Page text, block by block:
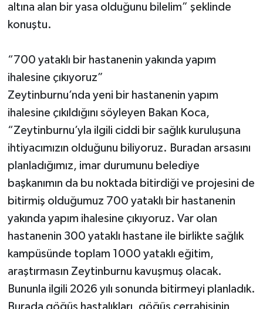
altına alan bir yasa olduğunu bilelim” şeklinde
konuştu.
“700 yataklı bir hastanenin yakında yapım
ihalesine çıkıyoruz”
Zeytinburnu’nda yeni bir hastanenin yapım
ihalesine çıkıldığını söyleyen Bakan Koca,
“Zeytinburnu’yla ilgili ciddi bir sağlık kuruluşuna
ihtiyacımızın olduğunu biliyoruz. Buradan arsasını
planladığımız, imar durumunu belediye
başkanımın da bu noktada bitirdiği ve projesini de
bitirmiş olduğumuz 700 yataklı bir hastanenin
yakında yapım ihalesine çıkıyoruz. Var olan
hastanenin 300 yataklı hastane ile birlikte sağlık
kampüsünde toplam 1000 yataklı eğitim,
araştırmasın Zeytinburnu kavuşmuş olacak.
Bununla ilgili 2026 yılı sonunda bitirmeyi planladık.
Burada göğüs hastalıkları, göğüs cerrahisinin